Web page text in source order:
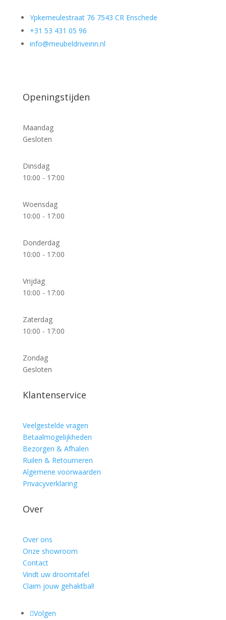
Ypkemeulestraat 76 7543 CR Enschede
+31 53 431 05 96
info@meubeldriveinn.nl
Openingstijden
Maandag
Gesloten
Dinsdag
10:00 - 17:00
Woensdag
10:00 - 17:00
Donderdag
10:00 - 17:00
Vrijdag
10:00 - 17:00
Zaterdag
10:00 - 17:00
Zondag
Gesloten
Klantenservice
Veelgestelde vragen
Betaalmogelijkheden
Bezorgen & Afhalen
Ruilen & Retourneren
Algemene voorwaarden
Privacyverklaring
Over
Over ons
Onze showroom
Contact
Vindt uw droomtafel
Claim jouw gehaktbal!
Volgen